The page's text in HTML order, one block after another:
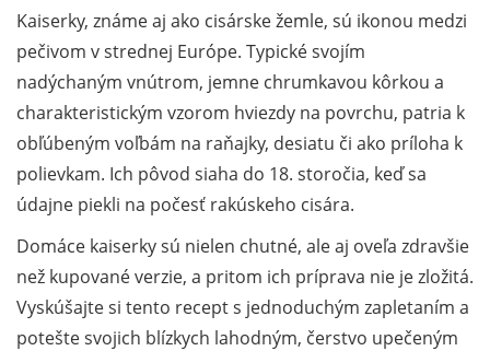
Kaiserky, známe aj ako cisárske žemle, sú ikonou medzi
pečivom v strednej Európe. Typické svojím
nadýchaným vnútrom, jemne chrumkavou kôrkou a
charakteristickým vzorom hviezdy na povrchu, patria k
obľúbeným voľbám na raňajky, desiatu či ako príloha k
polievkam. Ich pôvod siaha do 18. storočia, keď sa
údajne piekli na počesť rakúskeho cisára.
Domáce kaiserky sú nielen chutné, ale aj oveľa zdravšie
než kupované verzie, a pritom ich príprava nie je zložitá.
Vyskúšajte si tento recept s jednoduchým zapletaním a
potešte svojich blízkych lahodným, čerstvo upečeným